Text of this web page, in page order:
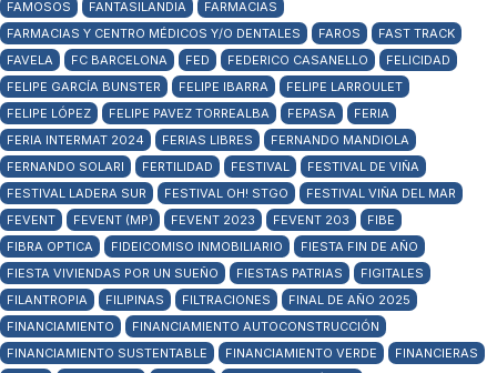
FAMOSOS
FANTASILANDIA
FARMACIAS
FARMACIAS Y CENTRO MÉDICOS Y/O DENTALES
FAROS
FAST TRACK
FAVELA
FC BARCELONA FED FEDERICO CASANELLO
FELICIDAD
FELIPE GARCÍA BUNSTER
FELIPE IBARRA
FELIPE LARROULET
FELIPE LÓPEZ
FELIPE PAVEZ TORREALBA FEPASA
FERIA
FERIA INTERMAT 2024
FERIAS LIBRES
FERNANDO MANDIOLA
FERNANDO SOLARI
FERTILIDAD FESTIVAL
FESTIVAL DE VIÑA
FESTIVAL LADERA SUR
FESTIVAL OH! STGO
FESTIVAL VIÑA DEL MAR
FEVENT
FEVENT (MP) FEVENT 2023 FEVENT 203
FIBE
FIBRA OPTICA
FIDEICOMISO INMOBILIARIO
FIESTA FIN DE AÑO
FIESTA VIVIENDAS POR UN SUEÑO
FIESTAS PATRIAS
FIGITALES
FILANTROPIA
FILIPINAS FILTRACIONES
FINAL DE AÑO 2025
FINANCIAMIENTO
FINANCIAMIENTO AUTOCONSTRUCCIÓN
FINANCIAMIENTO SUSTENTABLE
FINANCIAMIENTO VERDE
FINANCIERAS